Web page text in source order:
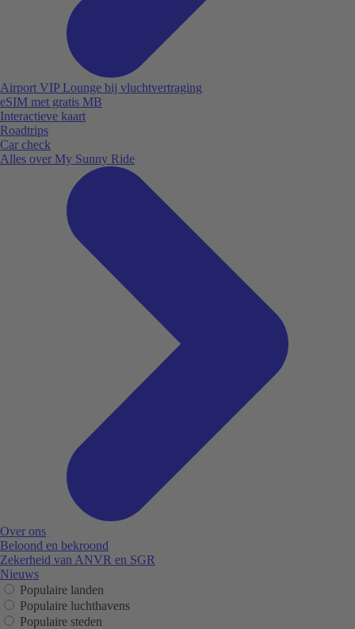
Airport VIP Lounge bij vluchtvertraging
eSIM met gratis MB
Interactieve kaart
Roadtrips
Car check
Alles over My Sunny Ride
Over ons
Beloond en bekroond
Zekerheid van ANVR en SGR
Nieuws
Populaire landen
Populaire luchthavens
Populaire steden